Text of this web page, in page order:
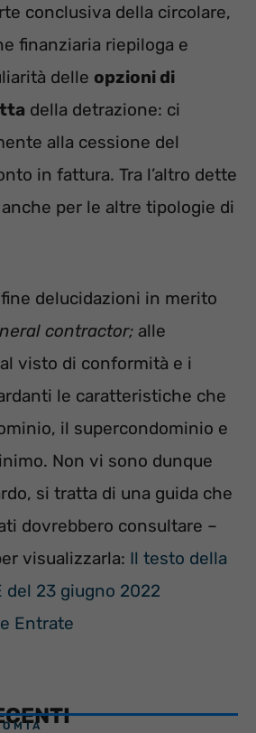
conclusiva della circolare,
finanziaria riepiloga e
delle opzioni di
della detrazione: ci
alla cessione del
in fattura. Tra l’altro dette
per le altre tipologie di
delucidazioni in merito
contractor; alle
visto di conformità e i
le caratteristiche che
il supercondominio e
Non vi sono dunque
si tratta di una guida che
dovrebbero consultare –
visualizzarla: Il testo della
23 giugno 2022
Entrate